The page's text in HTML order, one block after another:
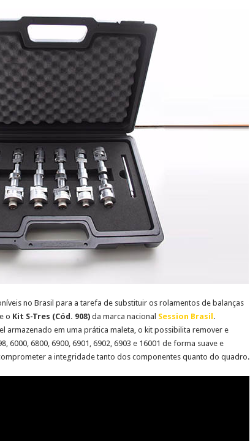
no Brasil para a tarefa de substituir os rolamentos de balanças
o Kit S-Tres (Cód. 908) da marca nacional Session Brasil .
armazenado em uma prática maleta, o kit possibilita remover e
6000, 6800, 6900, 6901, 6902, 6903 e 16001 de forma suave e
a integridade tanto dos componentes quanto do quadro.